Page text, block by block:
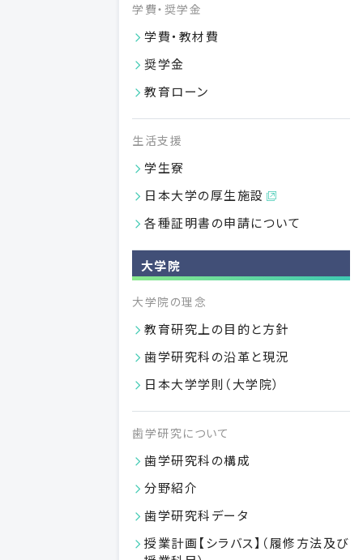
学費・奨学金
学費・教材費
奨学金
教育ローン
生活支援
学生寮
日本大学の厚生施設
各種証明書の申請について
大学院
大学院の理念
教育研究上の目的と方針
歯学研究科の沿革と現況
日本大学学則（大学院）
歯学研究について
歯学研究科の構成
分野紹介
歯学研究科データ
授業計画【シラバス】（履修方法及び
付属施設
図書館
歯科病院
歯科衛生専門学校
総合歯学研究所
卒業生の方 研究者の方